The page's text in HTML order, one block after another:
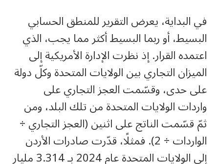
في البداية، يعرض التقرير للمنطق الحسابي
البسيط، أو ربما البسيط أكثر مما يجب، الذي
اعتمده القرار. إذ نظرت الإدارة الأمريكية إلى
الميزان التجاري بين الولايات المتحدة وكلّ دولة
على حدى، وقسّمت العجز التجاري على
واردات الولايات المتحدة من تلك البلد، ومن
ثمّ قسّمت الناتج على اثنين (العجز التجاري ÷
الواردات ÷ 2). فمثلًا، قدّرت صادرات الأردن
إلى الولايات المتحدة عام 2024 بـ 3.314 مليار